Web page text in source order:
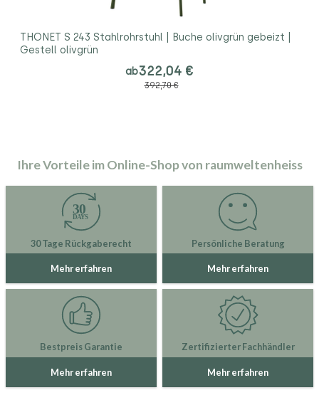
THONET S 243 Stahlrohrstuhl | Buche olivgrün gebeizt |
Gestell olivgrün
ab322,04 €
392,70 €
Ihre Vorteile im Online-Shop von raumweltenheiss
30 Tage Rückgaberecht
Mehr erfahren
Persönliche Beratung
Mehr erfahren
Bestpreis Garantie
Mehr erfahren
Zertifizierter Fachhändler
Mehr erfahren